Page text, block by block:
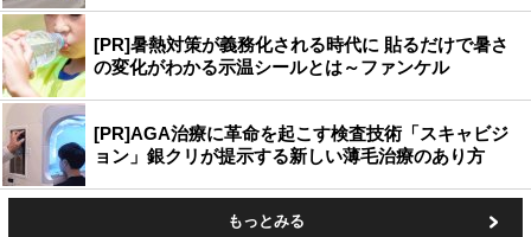
[PR]暑熱対策が義務化される時代に 貼るだけで暑さ
の変化がわかる示温シールとは～ファンケル
[PR]AGA治療に革命を起こす検査技術「スキャビジ
ョン」銀クリが提示する新しい薄毛治療のあり方
もっとみる